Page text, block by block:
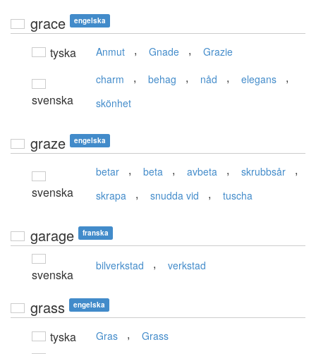
grace engelska
tyska Anmut , Gnade , Grazie
svenska
charm , behag , nåd , elegans ,
skönhet
graze engelska
svenska
betar , beta , avbeta , skrubbsår ,
skrapa , snudda vid , tuscha
garage franska
svenska
bilverkstad , verkstad
grass engelska
tyska Gras , Grass